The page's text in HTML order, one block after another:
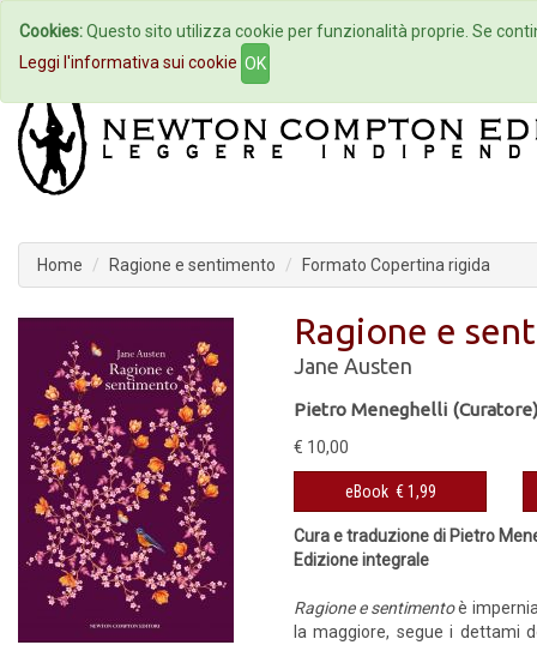
Home Autori Eventi
Home Ragione e sentimento Formato Copertina rigida
Ragione e
Jane Austen
Pietro Meneghelli (Curatore)
€ 10,00
eBook € 1,99
Cura e traduzione di Pietro
Edizione integrale
Ragione e sentimentoè
la maggiore, segue i dettami
Cookies:Questo sito utilizza cookie per funzionalità proprie. Se
Leggi l'informativa sui cookie OK